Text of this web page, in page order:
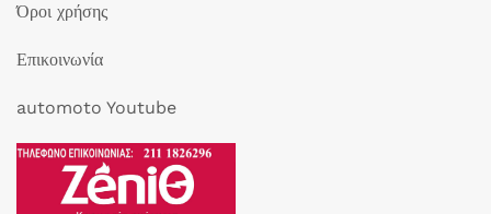
Όροι χρήσης
Επικοινωνία
automoto Youtube